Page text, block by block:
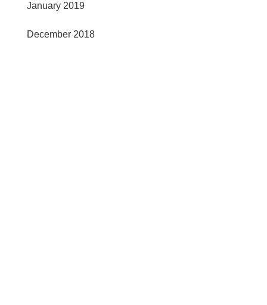
January 2019
December 2018